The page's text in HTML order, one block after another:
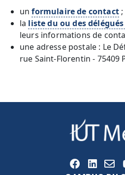
unformulaire de contact;
la liste du ou des
leurs informations de
une adresse postale : Le
rue Saint-Florentin - 75409